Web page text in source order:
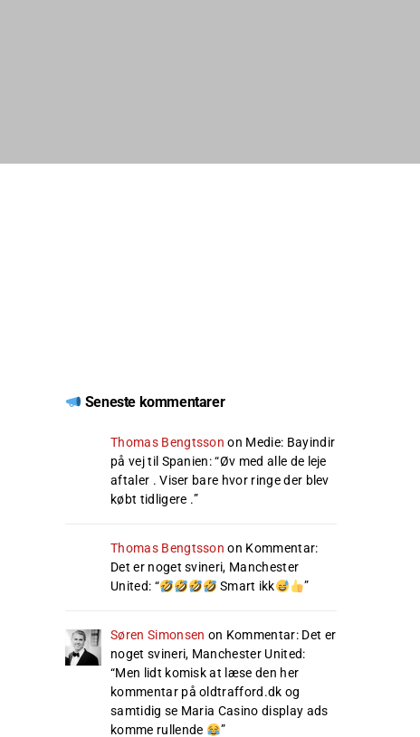
Seneste kommentarer
Thomas Bengtsson on Medie: Bayindir
på vej til Spanien: “Øv med alle de leje
aftaler . Viser bare hvor ringe der blev
købt tidligere .”
Thomas Bengtsson on Kommentar:
Det er noget svineri, Manchester
United: “ Smart ikk ”
Søren Simonsen on Kommentar: Det er
noget svineri, Manchester United:
“Men lidt komisk at læse den her
kommentar på oldtrafford.dk og
samtidig se Maria Casino display ads
komme rullende
”